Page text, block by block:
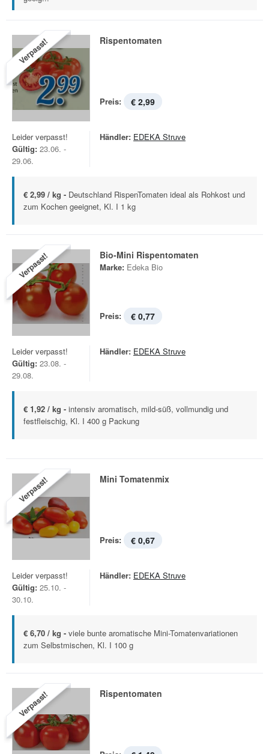
Verpasst! Rispentomaten
Preis: € 2,99
Leider verpasst!
Gültig: 23.06. -
29.06.
Händler: EDEKA Struve
€ 2,99 / kg - Deutschland RispenTomaten ideal als Rohkost und
zum Kochen geeignet, Kl. I 1 kg
Verpasst! Bio-Mini Rispentomaten
Marke: Edeka Bio
Preis: € 0,77
Leider verpasst!
Gültig: 23.08. -
29.08.
Händler: EDEKA Struve
€ 1,92 / kg - intensiv aromatisch, mild-süß, vollmundig und
festfleischig, Kl. I 400 g Packung
Verpasst! Mini Tomatenmix
Preis: € 0,67
Leider verpasst!
Gültig: 25.10. -
30.10.
Händler: EDEKA Struve
€ 6,70 / kg - viele bunte aromatische Mini-Tomatenvariationen
zum Selbstmischen, Kl. I 100 g
Verpasst! Rispentomaten